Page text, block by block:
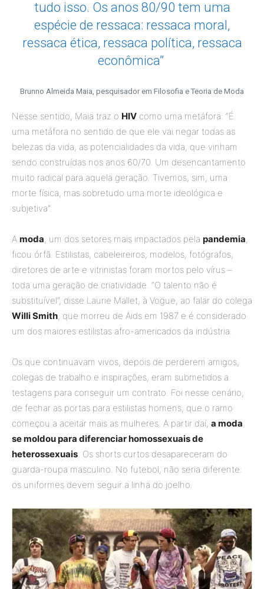
tudo isso. Os anos 80/90 tem uma
espécie de ressaca: ressaca moral,
ressaca ética, ressaca política, ressaca
econômica”
Brunno Almeida Maia, pesquisador em Filosofia e Teoria de Moda
Nesse sentido, Maia traz o HIV como uma metáfora: “É
uma metáfora no sentido de que ele vai negar todas as
belezas da vida, as potencialidades da vida, que vinham
sendo construídas nos anos 60/70. Um desencantamento
muito radical para aquela geração. Tivemos, sim, uma
morte física, mas sobretudo uma morte ideológica e
subjetiva”.
A moda, um dos setores mais impactados pela pandemia,
ficou órfã. Estilistas, cabeleireiros, modelos, fotógrafos,
diretores de arte e vitrinistas foram mortos pelo vírus –
toda uma geração de criatividade. “O talento não é
substituível”, disse Laurie Mallet, à Vogue, ao falar do colega
Willi Smith, que morreu de Aids em 1987 e é considerado
um dos maiores estilistas afro-americados da indústria.
Os que continuavam vivos, depois de perderem amigos,
colegas de trabalho e inspirações, eram submetidos a
testagens para conseguir um contrato. Foi nesse cenário,
de fechar as portas para estilistas homens, que o ramo
começou a aceitar mais as mulheres. A partir daí, a moda
se moldou para diferenciar homossexuais de
heterossexuais. Os shorts curtos desapareceram do
guarda-roupa masculino. No futebol, não seria diferente:
os uniformes devem seguir a linha do joelho.